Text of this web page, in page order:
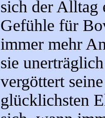
sich der Alltag
Gefühle für
immer mehr
sie
vergöttert
glücklichsten